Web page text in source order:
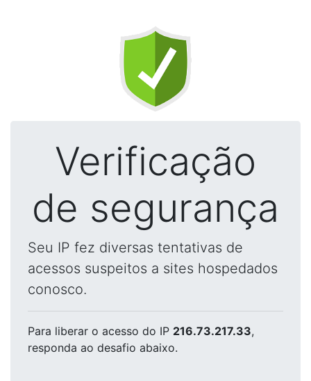
Verificação
de segurança
Seu IP fez diversas tentativas de
acessos suspeitos a sites hospedados
conosco.
Para liberar o acesso do IP 216.73.217.33,
responda ao desafio abaixo.